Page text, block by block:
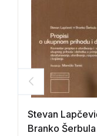
Stevan
Branko Šerbula